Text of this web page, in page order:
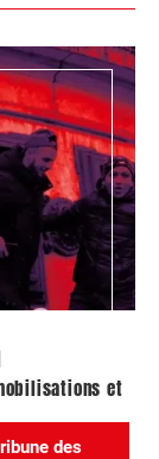
et
des